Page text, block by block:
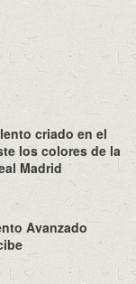
criado en el
los colores de la
Madrid
Avanzado